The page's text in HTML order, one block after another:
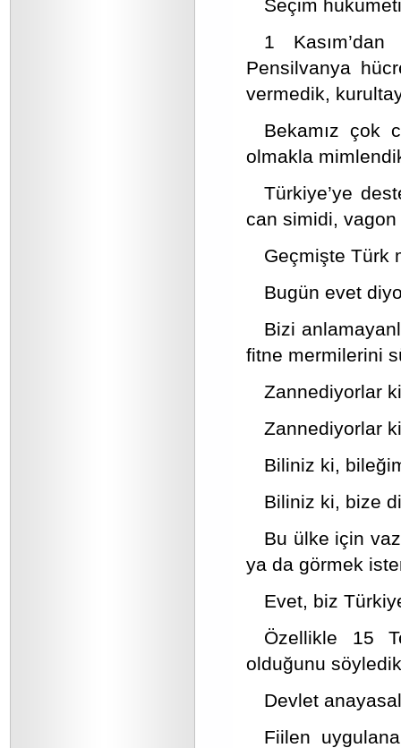
Seçim
1 Kasım’dan
Pensilvanya
vermedik,
Bekamız çok
olmakla
Türkiye’ye
can simidi,
Geçmişte Türk
Bugün evet
Bizi
fitne mermilerini
Zannediyorlar
Zannediyorlar
Biliniz ki,
Biliniz ki, bize
Bu ülke için
ya da görmek
Evet, biz
Özellikle 15
olduğunu
Devlet
Fiilen